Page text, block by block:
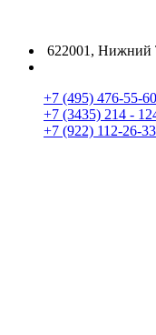
622001, Нижний
+7 (495) 476-55-
+7 (3435) 214 -
+7 (922) 112-26-33